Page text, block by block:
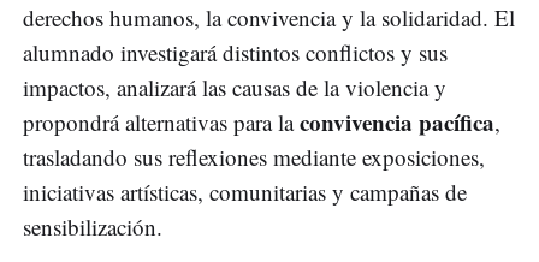
derechos humanos, la convivencia y la solidaridad. El
alumnado investigará distintos conflictos y sus
impactos, analizará las causas de la violencia y
propondrá alternativas para laconvivencia pacífica,
trasladando sus reflexiones mediante exposiciones,
iniciativas artísticas, comunitarias y campañas de
sensibilización.